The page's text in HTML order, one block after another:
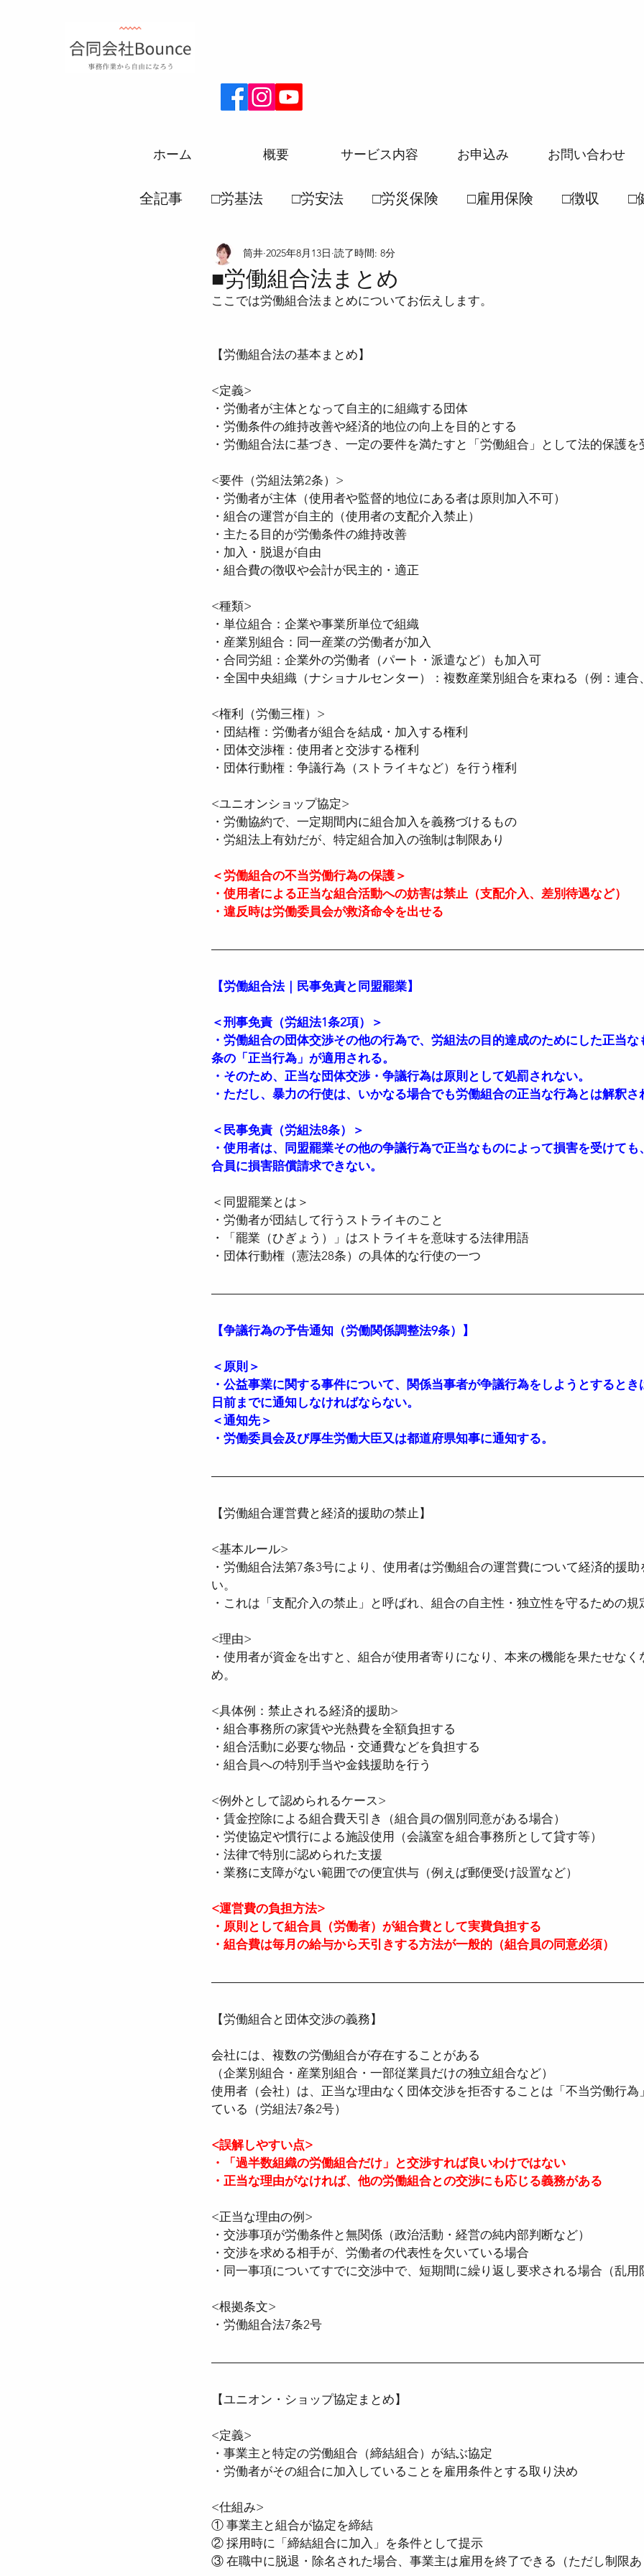
ホーム 概要 サービス内容 お申込み お問い合わせ
全記事 □労基法 □労安法 □労災保険 □雇用保険 □徴収 □
□厚生年金 □労務一般常識 □社保一般常識
●確定給付企業年金法 ●確定拠出年金法 ●社会保険労務士法
●労働組合法 ●労働時間設定改善法
■労働組合法まとめ
筒井 2025年8月13日 読了時間: 8分
ここでは労働組合法まとめについてお伝えします。
【労働組合法の基本まとめ】
<定義>
・労働者が主体となって自主的に組織する団体
・労働条件の維持改善や経済的地位の向上を目的とする
・労働組合法に基づき、一定の要件を満たすと「労働組合」として法的保護を
<要件（労組法第2条）>
・労働者が主体（使用者や監督的地位にある者は原則加入不可）
・組合の運営が自主的（使用者の支配介入禁止）
・主たる目的が労働条件の維持改善
・加入・脱退が自由
・組合費の徴収や会計が民主的・適正
<種類>
・単位組合：企業や事業所単位で組織
・産業別組合：同一産業の労働者が加入
・合同労組：企業外の労働者（パート・派遣など）も加入可
・全国中央組織（ナショナルセンター）：複数産業別組合を束ねる（例：連合
<権利（労働三権）>
・団結権：労働者が組合を結成・加入する権利
・団体交渉権：使用者と交渉する権利
・団体行動権：争議行為（ストライキなど）を行う権利
<ユニオンショップ協定>
・労働協約で、一定期間内に組合加入を義務づけるもの
・労組法上有効だが、特定組合加入の強制は制限あり
＜労働組合の不当労働行為の保護＞
・使用者による正当な組合活動への妨害は禁止（支配介入、差別待遇など）
・違反時は労働委員会が救済命令を出せる
【労働組合法｜民事免責と同盟罷業】
＜刑事免責（労組法1条2項）＞
・労働組合の団体交渉その他の行為で、労組法の目的達成のためにした正当な
条の「正当行為」が適用される。
・そのため、正当な団体交渉・争議行為は原則として処罰されない。
・ただし、暴力の行使は、いかなる場合でも労働組合の正当な行為とは解釈さ
＜民事免責（労組法8条）＞
・使用者は、同盟罷業その他の争議行為で正当なものによって損害を受けても
合員に損害賠償請求できない。
＜同盟罷業とは＞
・労働者が団結して行うストライキのこと
・「罷業（ひぎょう）」はストライキを意味する法律用語
・団体行動権（憲法28条）の具体的な行使の一つ
【争議行為の予告通知（労働関係調整法9条）】
＜原則＞
・公益事業に関する事件について、関係当事者が争議行為をしようとするとき
日前までに通知しなければならない。
＜通知先＞
・労働委員会及び厚生労働大臣又は都道府県知事に通知する。
【労働組合運営費と経済的援助の禁止】
<基本ルール>
・労働組合法第7条3号により、使用者は労働組合の運営費について経済的援
い。
・これは「支配介入の禁止」と呼ばれ、組合の自主性・独立性を守るための規
<理由>
・使用者が資金を出すと、組合が使用者寄りになり、本来の機能を果たせなく
め。
<具体例：禁止される経済的援助>
・組合事務所の家賃や光熱費を全額負担する
・組合活動に必要な物品・交通費などを負担する
・組合員への特別手当や金銭援助を行う
<例外として認められるケース>
・賃金控除による組合費天引き（組合員の個別同意がある場合）
・労使協定や慣行による施設使用（会議室を組合事務所として貸す等）
・法律で特別に認められた支援
・業務に支障がない範囲での便宜供与（例えば郵便受け設置など）
<運営費の負担方法>
・原則として組合員（労働者）が組合費として実費負担する
・組合費は毎月の給与から天引きする方法が一般的（組合員の同意必須）
【労働組合と団体交渉の義務】
会社には、複数の労働組合が存在することがある
（企業別組合・産業別組合・一部従業員だけの独立組合など）
使用者（会社）は、正当な理由なく団体交渉を拒否することは「不当労働行為
ている（労組法7条2号）
<誤解しやすい点>
・「過半数組織の労働組合だけ」と交渉すれば良いわけではない
・正当な理由がなければ、他の労働組合との交渉にも応じる義務がある
<正当な理由の例>
・交渉事項が労働条件と無関係（政治活動・経営の純内部判断など）
・交渉を求める相手が、労働者の代表性を欠いている場合
・同一事項についてすでに交渉中で、短期間に繰り返し要求される場合（乱用
<根拠条文>
・労働組合法7条2号
【ユニオン・ショップ協定まとめ】
<定義>
・事業主と特定の労働組合（締結組合）が結ぶ協定
・労働者がその組合に加入していることを雇用条件とする取り決め
<仕組み>
① 事業主と組合が協定を締結
② 採用時に「締結組合に加入」を条件として提示
③ 在職中に脱退・除名された場合、事業主は雇用を終了できる（ただし制限あ